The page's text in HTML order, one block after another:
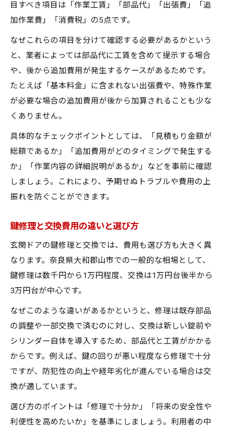
目すべき項目は「作業工賃」「部品代」「出張費」「追
加作業費」「消費税」の5点です。
なぜこれらの項目を分けて確認する必要があるかという
と、業者によっては部品代に工賃を含めて提示する場合
や、後から追加費用が発生するケースがあるためです。
たとえば「基本料金」に含まれない出張費や、特殊作業
が必要な場合の追加費用が後から加算されることも少な
くありません。
具体的なチェックポイントとしては、「見積もり金額が
総額であるか」「追加費用がどのタイミングで発生する
か」「作業内容の詳細説明があるか」などを事前に確認
しましょう。これにより、予期せぬトラブルや費用の上
振れを防ぐことができます。
鍵修理と交換費用の違いと選び方
玄関ドアの鍵修理と交換では、費用も選び方も大きく異
なります。奈良県大和郡山市での一般的な相場として、
鍵修理は数千円から1万円程度、交換は1万円台後半から
3万円台が中心です。
なぜこのような違いがあるかというと、修理は既存部品
の調整や一部交換で済むのに対し、交換は新しい錠前や
シリンダー自体を導入するため、部品代と工賃がかかる
からです。例えば、鍵の回りが悪い程度なら修理で十分
ですが、防犯性の向上や経年劣化が進んでいる場合は交
換が適しています。
選び方のポイントは「修理で十分か」「将来の安全性や
利便性を高めたいか」を基準にしましょう。利用者の中